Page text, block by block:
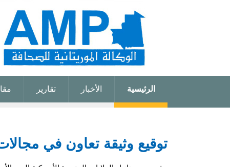
الرئيسية الأخبار تقارير
توقيع وثيقة تعاون في